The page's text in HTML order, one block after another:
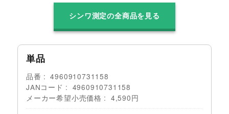
シンワ測定の全商品を見る
単品
品番
4960910731158
JANコード
4960910731158
メーカー希望小売価格
4,590円